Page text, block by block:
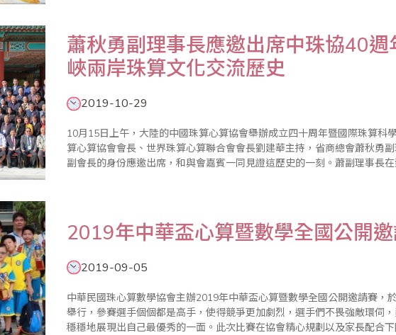
蕭秋勇副理事長應邀出席中珠協40
峽兩岸珠算文化交流歷史
2019-10-29
10月15日上午，大陸的中國珠算心算協會舉辦成立四十周年暨國際珠算科
算心算協會會長、世界珠算心算聯合會會長劉建華主持，省商總會蕭秋勇
副會長的身份應邀出席，和與會嘉賓一同見證這歷史的一刻。蕭副理事長
2019年中華盃心算暨數學全國公開
2019-09-05
中華民國珠心算數學協會主辦2019年中華盃心算暨數學全國公開邀請賽，
舉行，參賽選手個個都是高手，使得競爭更加劇烈，選手們不畏強敵環伺
穩穩地展現出自己最優秀的一面。此次比賽在協會精心規劃以及家長配合